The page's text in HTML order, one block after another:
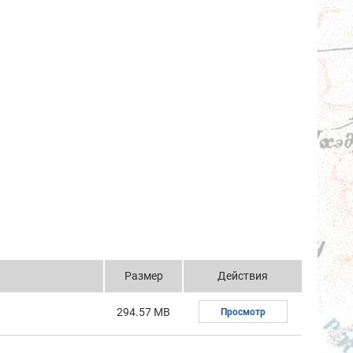
Размер Действия
294.57 MB Просмотр